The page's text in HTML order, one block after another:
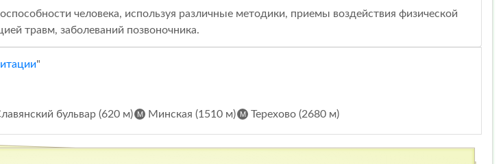
человека, используя различные методики, приемы воздействия физической
травм, заболеваний позвоночника.
"
бульвар (620 м) Минская (1510 м) Терехово (2680 м)